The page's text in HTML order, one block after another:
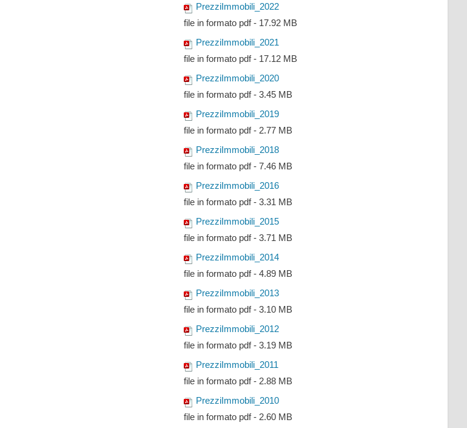
PrezziImmobili_2022
file in formato pdf - 17.92 MB
PrezziImmobili_2021
file in formato pdf - 17.12 MB
PrezziImmobili_2020
file in formato pdf - 3.45 MB
PrezziImmobili_2019
file in formato pdf - 2.77 MB
PrezziImmobili_2018
file in formato pdf - 7.46 MB
PrezziImmobili_2016
file in formato pdf - 3.31 MB
PrezziImmobili_2015
file in formato pdf - 3.71 MB
PrezziImmobili_2014
file in formato pdf - 4.89 MB
PrezziImmobili_2013
file in formato pdf - 3.10 MB
PrezziImmobili_2012
file in formato pdf - 3.19 MB
PrezziImmobili_2011
file in formato pdf - 2.88 MB
PrezziImmobili_2010
file in formato pdf - 2.60 MB